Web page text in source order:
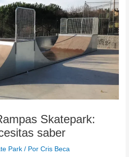
Skatepark:
saber
Park / PorCris Beca